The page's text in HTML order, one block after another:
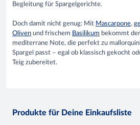
Begleitung für Spargelgerichte.
Doch damit nicht genug: Mit Mascarpone,
Oliven und frischem Basilikum bekommt
mediterrane Note, die perfekt zu
Spargel passt – egal ob klassisch gekocht
Teig zubereitet.
Produkte für Deine Einkaufsliste